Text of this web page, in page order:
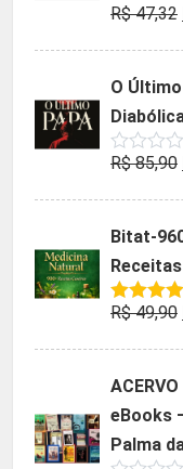
Avaliação
de
R$47,32
O
Avaliação
de
R$85,90
Bitat-
Avaliação
R$49,90
eBooks
Palma